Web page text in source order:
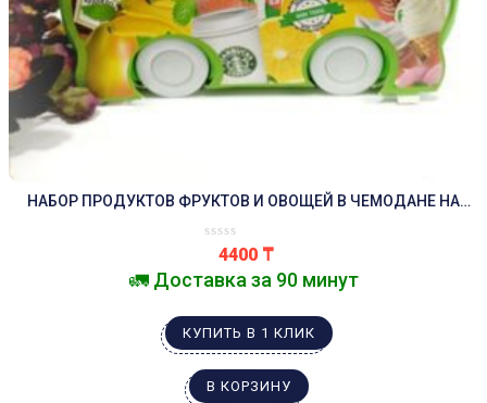
НАБОР ПРОДУКТОВ ФРУКТОВ И ОВОЩЕЙ В ЧЕМОДАНЕ НА
4400 ₸
🚛 Доставка за 90 минут
КУПИТЬ В 1 КЛИК
В КОРЗИНУ